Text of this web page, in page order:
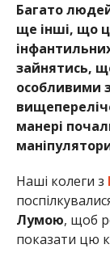
Багато
ще інші, що
зайнятись,
особливими
манері
Наші колеги з
Лумою, щоб
показати цю